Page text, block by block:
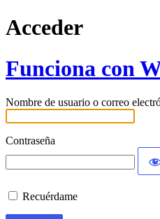
Acceder
Funciona con
Nombre de usuario o correo
Contraseña
Recuérdame